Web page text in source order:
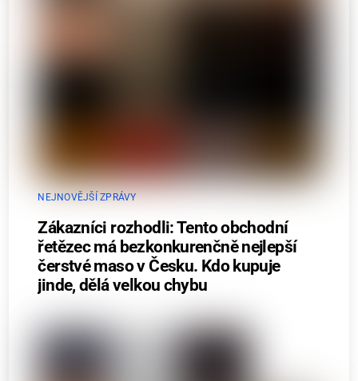
NEJNOVĚJŠÍ ZPRÁVY
Zákazníci rozhodli: Tento obchodní
řetězec má bezkonkurenčně nejlepší
čerstvé maso v Česku. Kdo kupuje
jinde, dělá velkou chybu